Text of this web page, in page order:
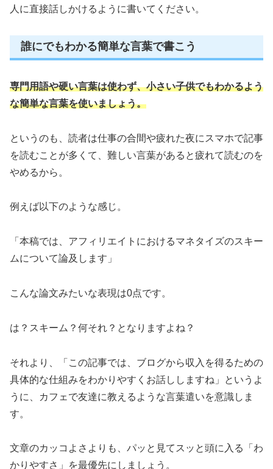
人に直接話しかけるように書いてください。
誰にでもわかる簡単な言葉で書こう
専門用語や硬い言葉は使わず、小さい子供でもわかるよう
な簡単な言葉を使いましょう。
というのも、読者は仕事の合間や疲れた夜にスマホで記事
を読むことが多くて、難しい言葉があると疲れて読むのを
やめるから。
例えば以下のような感じ。
「本稿では、アフィリエイトにおけるマネタイズのスキー
ムについて論及します」
こんな論文みたいな表現は0点です。
は？スキーム？何それ？となりますよね？
それより、「この記事では、ブログから収入を得るための
具体的な仕組みをわかりやすくお話ししますね」というよ
うに、カフェで友達に教えるような言葉遣いを意識しま
す。
文章のカッコよさよりも、パッと見てスッと頭に入る「わ
かりやすさ」を最優先にしましょう。